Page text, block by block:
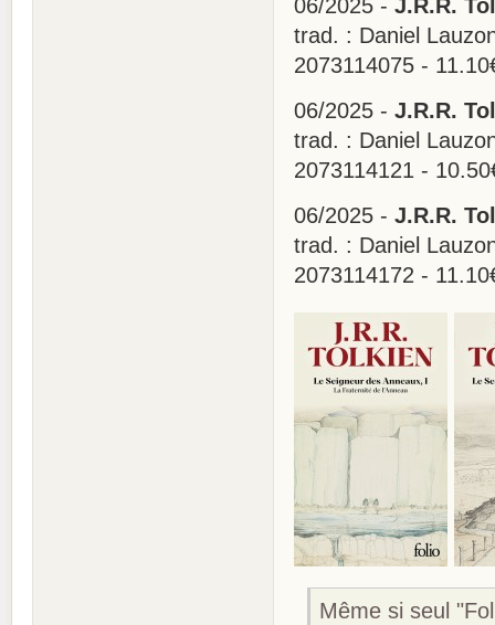
06/2025 - J.R.R.
trad. : Daniel
2073114075 -
06/2025 - J.R.R.
trad. : Daniel
2073114121 -
06/2025 - J.R.R.
trad. : Daniel
2073114172 -
Même si seul